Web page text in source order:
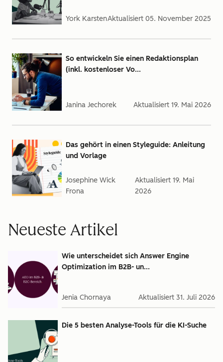
York KarstenAktualisiert 05. November 2025
So entwickeln Sie einen Redaktionsplan
(inkl. kostenloser Vo...
Janina Jechorek Aktualisiert 19. Mai 2026
Das gehört in einen Styleguide: Anleitung
und Vorlage
Josephine Wick
Frona
Aktualisiert19. Mai
2026
Neueste Artikel
Wie unterscheidet sich Answer Engine
Optimization im B2B- un...
Jenia Chornaya Aktualisiert 31. Juli 2026
Die 5 besten Analyse-Tools für die KI-Suche